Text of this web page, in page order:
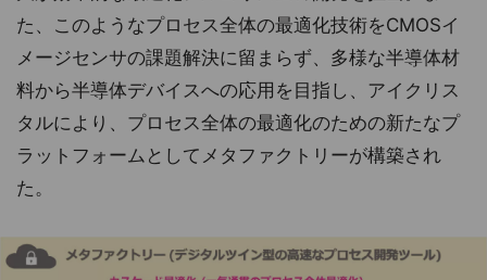
た、このようなプロセス全体の最適化技術をCMOSイ
メージセンサの課題解決に留まらず、多様な半導体材
料から半導体デバイスへの応用を目指し、アイクリス
タルにより、プロセス全体の最適化のための新たなプ
ラットフォームとしてメタファクトリーが構築され
た。